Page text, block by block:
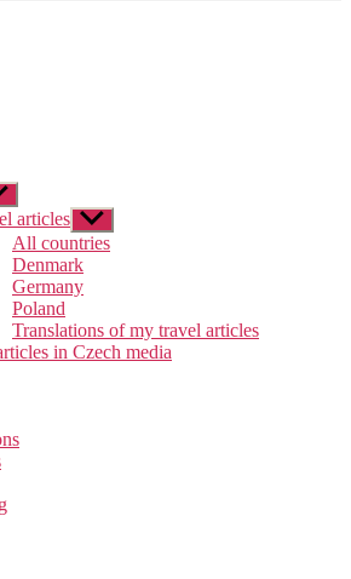
articles Zobrazit
podmenu
All countries
Denmark
Germany
Poland
Translations of my travel articles
in Czech media